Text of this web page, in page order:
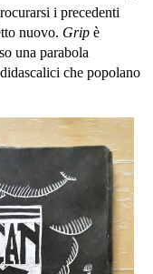
i precedenti
nuovo. Grip è
una parabola
che popolano